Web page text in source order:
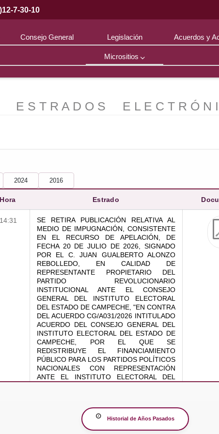
7-30-10
Consejo General Legislación Acuerdos y
Micrositios
E S T R A D O S E L E C T R Ó N
2024 2016
Hora Estrado
14:31
SE RETIRA PUBLICACIÓN RELATIVA AL
MEDIO DE IMPUGNACIÓN, CONSISTENTE
EN EL RECURSO DE APELACIÓN, DE
FECHA 20 DE JULIO DE 2026, SIGNADO
POR EL C. JUAN GUALBERTO ALONZO
REBOLLEDO, EN CALIDAD DE
REPRESENTANTE PROPIETARIO DEL
PARTIDO REVOLUCIONARIO
INSTITUCIONAL ANTE EL CONSEJO
GENERAL DEL INSTITUTO ELECTORAL
DEL ESTADO DE CAMPECHE, "EN CONTRA
DEL ACUERDO CG/A031/2026 INTITULADO
ACUERDO DEL CONSEJO GENERAL DEL
INSTITUTO ELECTORAL DEL ESTADO DE
CAMPECHE, POR EL QUE SE
REDISTRIBUYE EL FINANCIAMIENTO
PÚBLICO PARA LOS PARTIDOS POLÍTICOS
NACIONALES CON REPRESENTACIÓN
ANTE EL INSTITUTO ELECTORAL DEL
LA APROBACIÓN DEL REGISTRO DEL
PARTIDO POLÍTICO NACIONAL
DENOMINADO "PARTIDO PAZ" (SIC).
Historial de Años Pasados